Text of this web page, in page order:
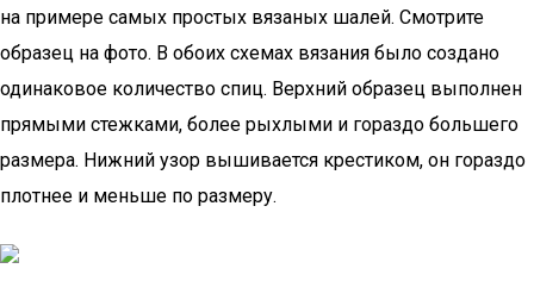
на примере самых простых вязаных шалей. Смотрите
образец на фото. В обоих схемах вязания было создано
одинаковое количество спиц. Верхний образец выполнен
прямыми стежками, более рыхлыми и гораздо большего
размера. Нижний узор вышивается крестиком, он гораздо
плотнее и меньше по размеру.